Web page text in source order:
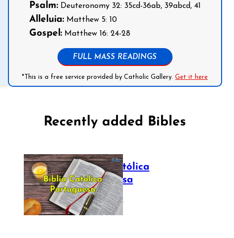
Psalm:Deuteronomy 32: 35cd-36ab, 39abcd, 41
Alleluia:Matthew 5: 10
Gospel:Matthew 16: 24-28
FULL MASS READINGS
*This is a free service provided by Catholic Gallery.Get it here
Recently added Bibles
Bíblia Católica
Portuguesa
July 16, 2025